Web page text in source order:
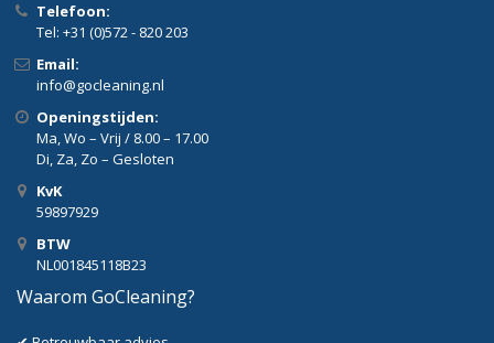
Telefoon:
Tel: +31 (0)572 - 820 203
Email:
info@gocleaning.nl
Openingstijden:
Ma, Wo – Vrij / 8.00 – 17.00
Di, Za, Zo – Gesloten
KvK
59897929
BTW
NL001845118B23
Waarom GoCleaning?